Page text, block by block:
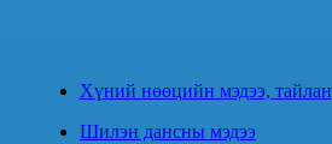
Хүний нөөцийн мэдээ, тайлан
Шилэн дансны мэдээ